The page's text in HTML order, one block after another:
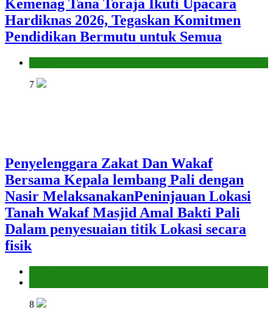
Kemenag Tana Toraja Ikuti Upacara
Hardiknas 2026, Tegaskan Komitmen
Pendidikan Bermutu untuk Semua
7
Penyelenggara Zakat Dan Wakaf
Bersama Kepala lembang Pali dengan
Nasir MelaksanakanPeninjauan Lokasi
Tanah Wakaf Masjid Amal Bakti Pali
Dalam penyesuaian titik Lokasi secara
fisik
8